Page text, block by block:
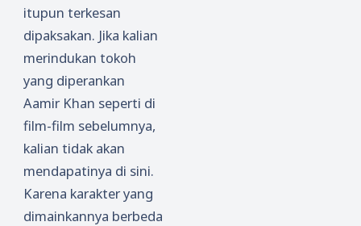
itupun terkesan
dipaksakan. Jika kalian
merindukan tokoh
yang diperankan
Aamir Khan seperti di
film-film sebelumnya,
kalian tidak akan
mendapatinya di sini.
Karena karakter yang
dimainkannya berbeda